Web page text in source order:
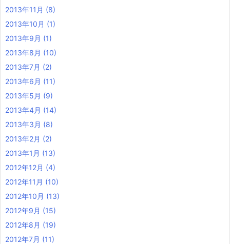
2013年11月 (8)
2013年10月 (1)
2013年9月 (1)
2013年8月 (10)
2013年7月 (2)
2013年6月 (11)
2013年5月 (9)
2013年4月 (14)
2013年3月 (8)
2013年2月 (2)
2013年1月 (13)
2012年12月 (4)
2012年11月 (10)
2012年10月 (13)
2012年9月 (15)
2012年8月 (19)
2012年7月 (11)